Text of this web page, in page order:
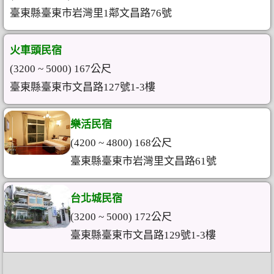
臺東縣臺東市岩灣里1鄰文昌路76號
火車頭民宿
(3200 ~ 5000) 167公尺
臺東縣臺東市文昌路127號1-3樓
樂活民宿
(4200 ~ 4800) 168公尺
臺東縣臺東市岩灣里文昌路61號
台北城民宿
(3200 ~ 5000) 172公尺
臺東縣臺東市文昌路129號1-3樓